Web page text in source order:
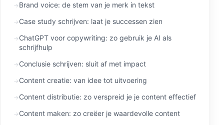
Brand voice: de stem van je merk in tekst
Case study schrijven: laat je successen zien
ChatGPT voor copywriting: zo gebruik je AI als
schrijfhulp
Conclusie schrijven: sluit af met impact
Content creatie: van idee tot uitvoering
Content distributie: zo verspreid je je content effectief
Content maken: zo creëer je waardevolle content